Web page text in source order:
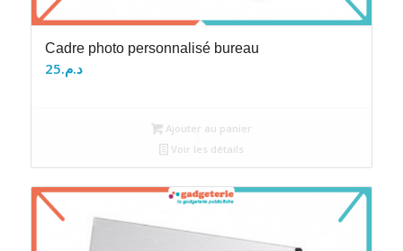
Cadre photo personnalisé bureau
د.م.25
Ajouter au panier
Voir les détails